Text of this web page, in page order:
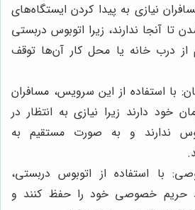
نیازی به پیدا کردن ایستگاه‌های
تا آنجا ندارند، زیرا اتوبوس دربستی
درب خانه یا محل کار آن‌ها توقف
با استفاده از این سرویس، مسافران
خود دارند زیرا نیازی به انتظار در
ندارند و به صورت مستقیم به
با استفاده از اتوبوس دربستی،
حریم خصوصی خود را حفظ کنند و